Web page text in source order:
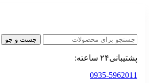
جست و جو
پشتیبانی۲۴ ساعته:
0935-5962011